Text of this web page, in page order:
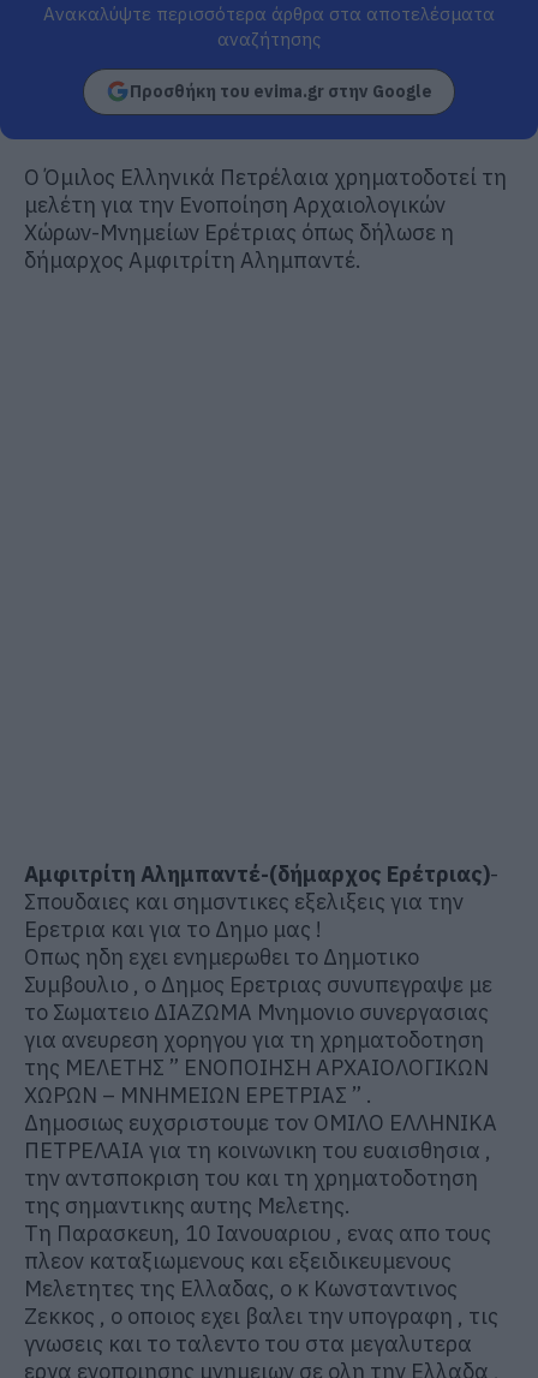
Ανακαλύψτε περισσότερα άρθρα στα αποτελέσματα
αναζήτησης
Προσθήκη του evima.gr στην Google
Ο Όμιλος Ελληνικά Πετρέλαια χρηματοδοτεί τη
μελέτη για την Ενοποίηση Αρχαιολογικών
Χώρων-Μνημείων Ερέτριας όπως δήλωσε η
δήμαρχος Αμφιτρίτη Αλημπαντέ.
Αμφιτρίτη Αλημπαντέ-(δήμαρχος Ερέτριας)-
Σπουδαιες και σημσντικες εξελιξεις για την
Ερετρια και για το Δημο μας !
Οπως ηδη εχει ενημερωθει το Δημοτικο
Συμβουλιο , ο Δημος Ερετριας συνυπεγραψε με
το Σωματειο ΔΙΑΖΩΜΑ Μνημονιο συνεργασιας
για ανευρεση χορηγου για τη χρηματοδοτηση
της ΜΕΛΕΤΗΣ ” ΕΝΟΠΟΙΗΣΗ ΑΡΧΑΙΟΛΟΓΙΚΩΝ
ΧΩΡΩΝ – ΜΝΗΜΕΙΩΝ ΕΡΕΤΡΙΑΣ ” .
Δημοσιως ευχσριστουμε τον ΟΜΙΛΟ ΕΛΛΗΝΙΚΑ
ΠΕΤΡΕΛΑΙΑ για τη κοινωνικη του ευαισθησια ,
την αντσποκριση του και τη χρηματοδοτηση
της σημαντικης αυτης Μελετης.
Τη Παρασκευη, 10 Ιανουαριου , ενας απο τους
πλεον καταξιωμενους και εξειδικευμενους
Μελετητες της Ελλαδας, ο κ Κωνσταντινος
Ζεκκος , ο οποιος εχει βαλει την υπογραφη , τις
γνωσεις και το ταλεντο του στα μεγαλυτερα
εργα ενοποιησης μνημειων σε ολη την Ελλαδα ,